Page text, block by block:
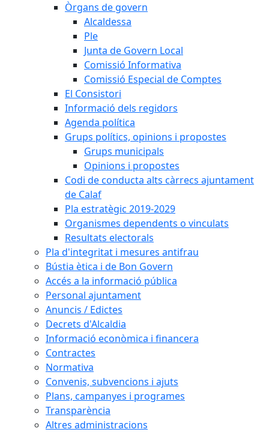
Òrgans de govern
Alcaldessa
Ple
Junta de Govern Local
Comissió Informativa
Comissió Especial de Comptes
El Consistori
Informació dels regidors
Agenda política
Grups polítics, opinions i propostes
Grups municipals
Opinions i propostes
Codi de conducta alts càrrecs ajuntament
de Calaf
Pla estratègic 2019-2029
Organismes dependents o vinculats
Resultats electorals
Pla d'integritat i mesures antifrau
Bústia ètica i de Bon Govern
Accés a la informació pública
Personal ajuntament
Anuncis / Edictes
Decrets d'Alcaldia
Informació econòmica i financera
Contractes
Normativa
Convenis, subvencions i ajuts
Plans, campanyes i programes
Transparència
Altres administracions